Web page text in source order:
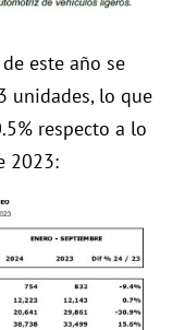
este año se
unidades, lo que
respecto a lo
2023: